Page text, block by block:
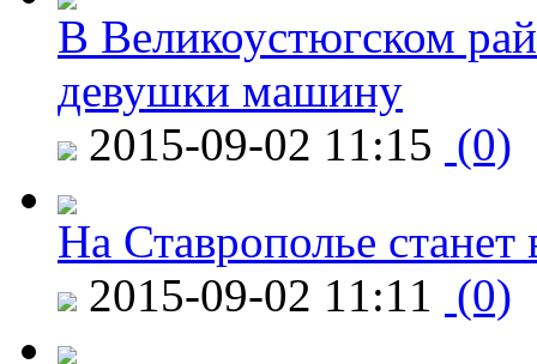
В Великоустюгском
девушки машину
2015-09-02 11:15 (0)
На Ставрополье
2015-09-02 11:11 (0)